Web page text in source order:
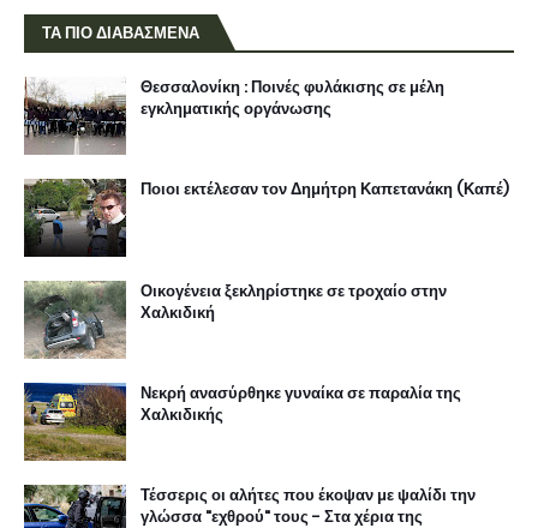
ΤΑ ΠΙΟ ΔΙΑΒΑΣΜΕΝΑ
Θεσσαλονίκη : Ποινές φυλάκισης σε μέλη
εγκληματικής οργάνωσης
Ποιοι εκτέλεσαν τον Δημήτρη Καπετανάκη (Καπέ)
Οικογένεια ξεκληρίστηκε σε τροχαίο στην
Χαλκιδική
Νεκρή ανασύρθηκε γυναίκα σε παραλία της
Χαλκιδικής
Τέσσερις οι αλήτες που έκοψαν με ψαλίδι την
γλώσσα "εχθρού" τους - Στα χέρια της